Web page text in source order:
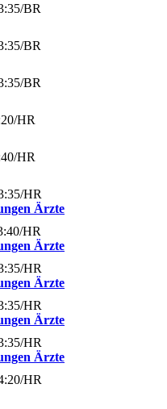
/BR
/BR
/BR
/HR
/HR
/HR
Ärzte
/HR
Ärzte
/HR
Ärzte
/HR
Ärzte
/HR
Ärzte
/HR